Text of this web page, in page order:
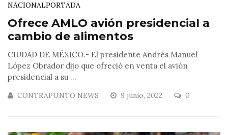
NACIONALPORTADA
Ofrece AMLO avión presidencial a
cambio de alimentos
CIUDAD DE MÉXICO.- El presidente Andrés Manuel
López Obrador dijo que ofreció en venta el avión
presidencial a su ...
CONTRAPUNTO NEWS 9 junio, 2022 0